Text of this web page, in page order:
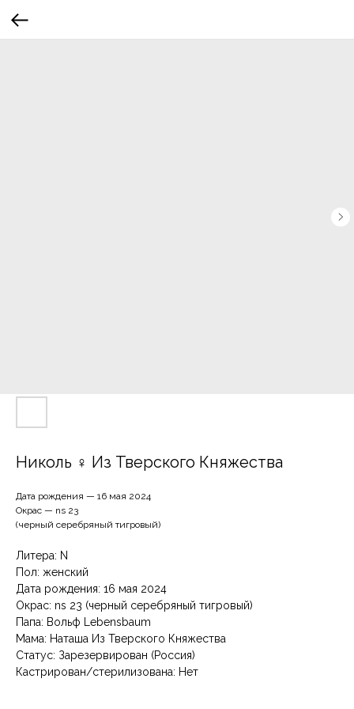
Николь ♀ Из Тверского Княжества
Дата рождения — 16 мая 2024
Окрас — ns 23
(черный серебряный тигровый)
Литера: N
Пол: женский
Дата рождения: 16 мая 2024
Окрас: ns 23 (черный серебряный тигровый)
Папа: Вольф Lebensbaum
Мама: Наташа Из Тверского Княжества
Статус: Зарезервирован (Россия)
Кастрирован/стерилизована: Нет